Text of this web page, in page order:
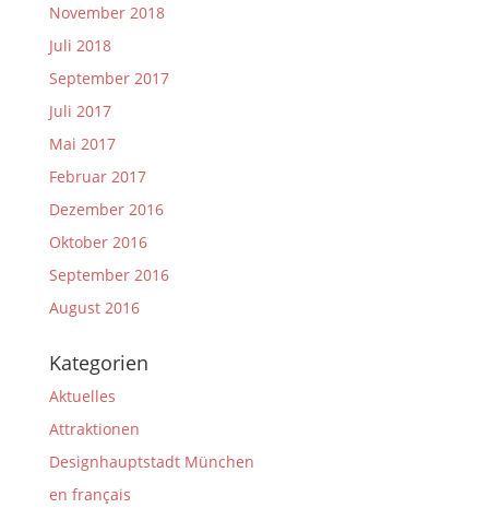
November 2018
Juli 2018
September 2017
Juli 2017
Mai 2017
Februar 2017
Dezember 2016
Oktober 2016
September 2016
August 2016
Kategorien
Aktuelles
Attraktionen
Designhauptstadt München
en français